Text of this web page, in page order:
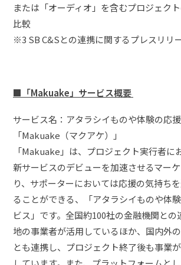
または「オーディオ」を含むプロジェク
比較
※3 SB C&Sとの連携に関するプレスリリ
■「Makuake」サービス概要
サービス名：アタラシイものや体験の応
「Makuake（マクアケ）」
「Makuake」は、プロジェクト実行者に
新サービスのデビューを加速させるマー
り、サポーターにおいては応援の気持ち
ることができる、「アタラシイものや体
ビス」です。全国約100社の金融機関との
地の事業者が活用しているほか、国内外
とも連携し、プロジェクト終了後も事業